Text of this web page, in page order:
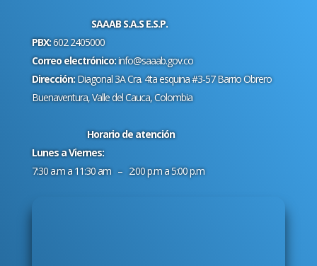
SAAAB S.A.S E.S.P.
PBX:602 2405000
Correo electrónico:info@saaab.gov.co
Dirección:Diagonal 3A Cra. 4ta esquina #3-57 Barrio Obrero
Buenaventura, Valle del Cauca, Colombia
Horario de atención
Lunes a Viernes:
7:30 a.m a 11:30 am – 2:00 p.m a 5:00 p.m